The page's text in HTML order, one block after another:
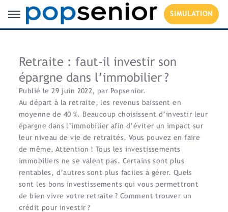
SIMULATION
Retraite : faut-il investir son
épargne dans l’immobilier ?
Publié le 29 juin 2022, par Popsenior.
Au départ à la retraite, les revenus baissent en
moyenne de 40 %. Beaucoup choisissent d’investir leur
épargne dans l’immobilier afin d’éviter un impact sur
leur niveau de vie de retraités. Vous pouvez en faire
de même. Attention ! Tous les investissements
immobiliers ne se valent pas. Certains sont plus
rentables, d’autres sont plus faciles à gérer. Quels
sont les bons investissements qui vous permettront
de bien vivre votre retraite ? Comment trouver un
crédit pour investir ?